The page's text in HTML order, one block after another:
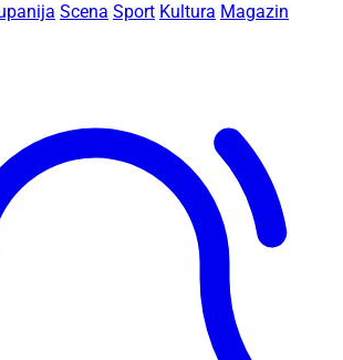
Scena Sport Kultura Magazin